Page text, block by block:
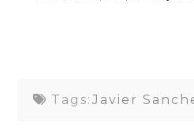
Tags:Javier